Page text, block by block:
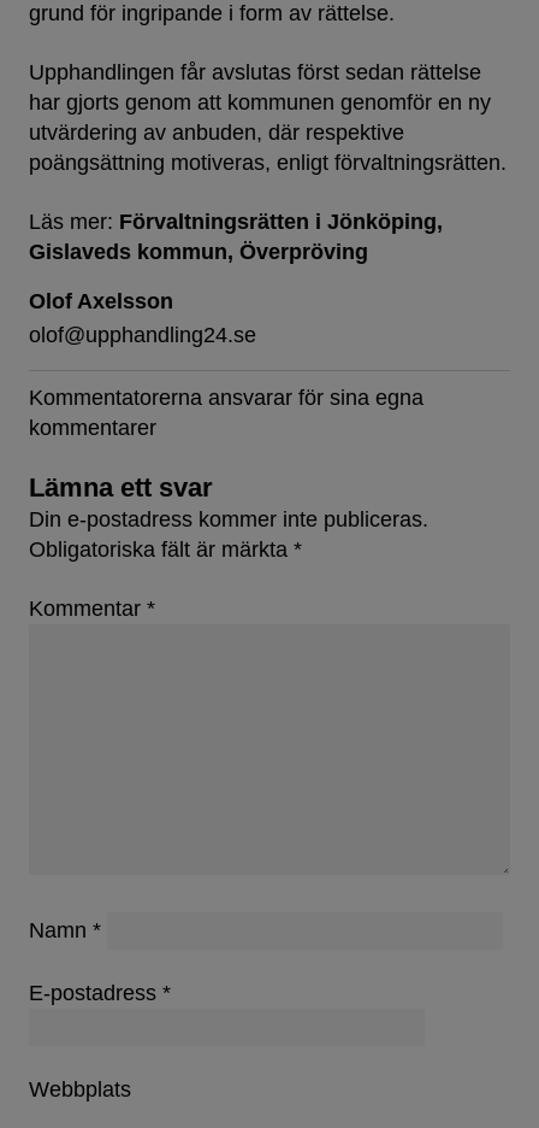
grund för ingripande i form av rättelse.
Upphandlingen får avslutas först sedan rättelse
har gjorts genom att kommunen genomför en ny
utvärdering av anbuden, där respektive
poängsättning motiveras, enligt förvaltningsrätten.
Läs mer: Förvaltningsrätten i Jönköping
Gislaveds kommun Överpröving
Olof Axelsson
olof@upphandling24.se
Kommentatorerna ansvarar för sina egna
kommentarer
Lämna ett svar
Din e-postadress kommer inte publiceras.
Obligatoriska fält är märkta *
Kommentar *
Namn *
E-postadress *
Webbplats